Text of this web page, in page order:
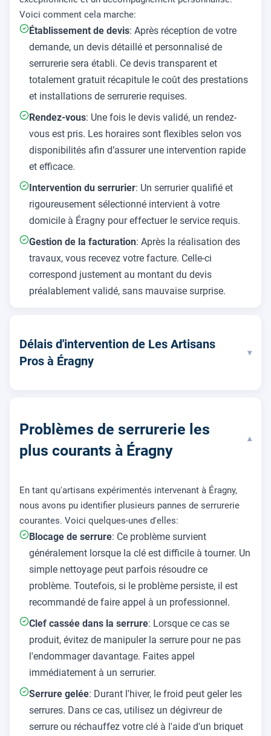
Voici comment cela marche:
Établissement de devis: Après réception de votre
demande, un devis détaillé et personnalisé de
serrurerie sera établi. Ce devis transparent et
totalement gratuit récapitule le coût des prestations
et installations de serrurerie requises.
Rendez-vous: Une fois le devis validé, un rendez-
vous est pris. Les horaires sont flexibles selon vos
disponibilités afin d’assurer une intervention rapide
et efficace.
Intervention du serrurier: Un serrurier qualifié et
rigoureusement sélectionné intervient à votre
domicile à Éragny pour effectuer le service requis.
Gestion de la facturation: Après la réalisation des
travaux, vous recevez votre facture. Celle-ci
correspond justement au montant du devis
préalablement validé, sans mauvaise surprise.
Délais d'intervention de Les Artisans
Pros à Éragny
▾
Problèmes de serrurerie les
plus courants à Éragny
▾
En tant qu'artisans expérimentés intervenant à Éragny,
nous avons pu identifier plusieurs pannes de serrurerie
courantes. Voici quelques-unes d'elles:
Blocage de serrure: Ce problème survient
généralement lorsque la clé est difficile à tourner. Un
simple nettoyage peut parfois résoudre ce
problème. Toutefois, si le problème persiste, il est
recommandé de faire appel à un professionnel.
Clef cassée dans la serrure: Lorsque ce cas se
produit, évitez de manipuler la serrure pour ne pas
l'endommager davantage. Faites appel
immédiatement à un serrurier.
Serrure gelée: Durant l'hiver, le froid peut geler les
serrures. Dans ce cas, utilisez un dégivreur de
serrure ou réchauffez votre clé à l'aide d'un briquet